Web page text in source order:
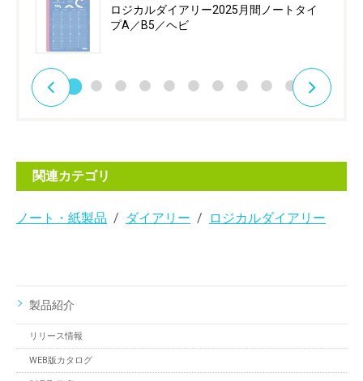
ロジカルダイアリー2025月間ノートタイ
プA／B5／ヘビ
関連カテゴリ
ノート・紙製品 ダイアリー ロジカルダイアリー
製品紹介
リリース情報
WEB版カタログ